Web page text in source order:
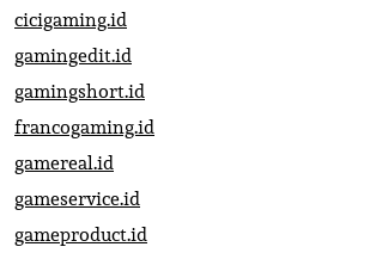
cicigaming.id
gamingedit.id
gamingshort.id
francogaming.id
gamereal.id
gameservice.id
gameproduct.id